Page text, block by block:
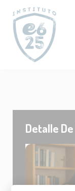
Detalle